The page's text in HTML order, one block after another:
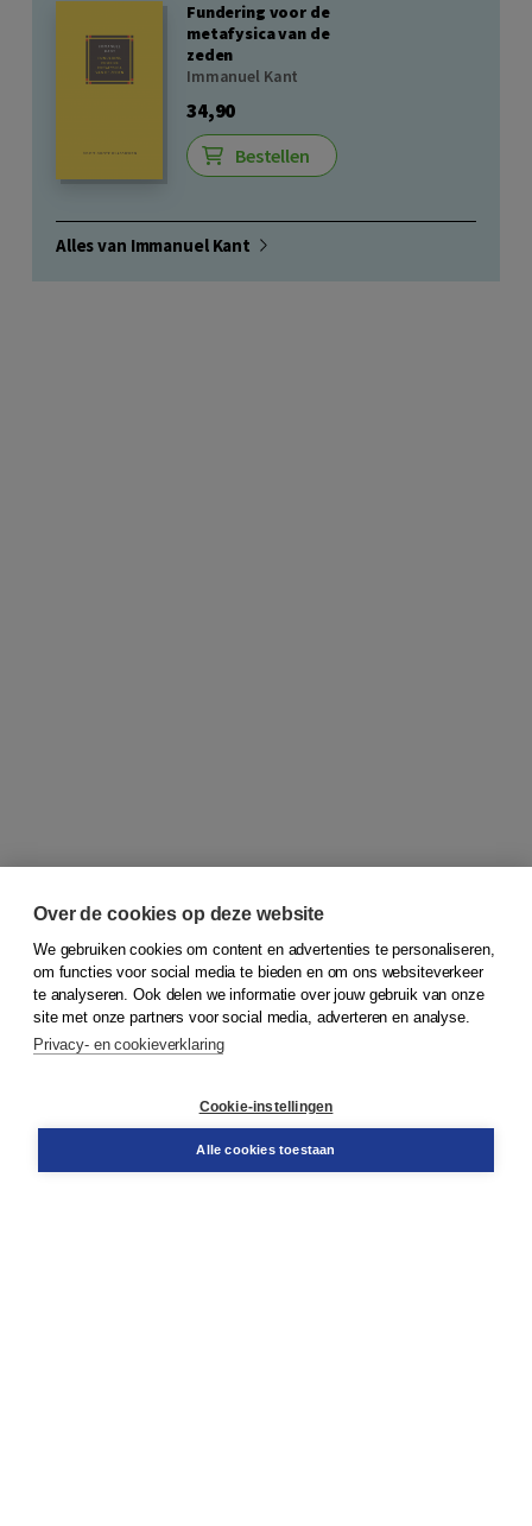
Fundering voor de
metafysica van de
zeden
Immanuel Kant
34,90
Bestellen
Alles van Immanuel Kant
© 2026Koninklijke Boom uitgevers
Bestellen
Over de cookies op deze website
We gebruiken cookies om content en advertenties te personaliseren,
om functies voor social media te bieden en om ons websiteverkeer
te analyseren. Ook delen we informatie over jouw gebruik van onze
site met onze partners voor social media, adverteren en analyse.
Privacy- en cookieverklaring
Cookie-instellingen
Alle cookies toestaan